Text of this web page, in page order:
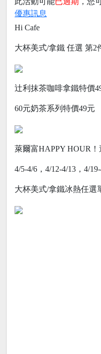
優惠訊息
Hi Cafe
大杯美式/拿鐵 任選 第2
辻利抹茶咖啡拿鐵特價
60元奶茶系列特價49元
萊爾富HAPPY HOUR！
4/5-4/6，4/12-4/13，4/
大杯美式/拿鐵冰熱任選